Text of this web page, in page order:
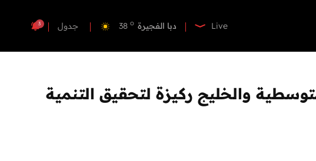
Live دبا الفجيرة 38 o
أم القيوين 39 o
جدول 3
والخليج ركيزة لتحقيق التنمية